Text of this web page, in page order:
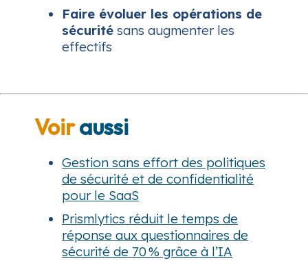
Faire évoluer les opérations de
sécurité sans augmenter les
effectifs
Voiraussi
Gestion sans effort des politiques
de sécurité et de confidentialité
pour le SaaS
Prismlytics réduit le temps de
réponse aux questionnaires de
sécurité de 70 % grâce à l’IA